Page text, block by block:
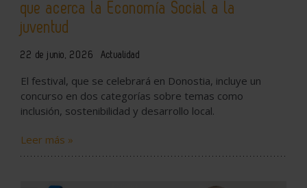
que acerca la Economía Social a la
juventud
22 de junio, 2026 Actualidad
El festival, que se celebrará en Donostia, incluye un
concurso en dos categorías sobre temas como
inclusión, sostenibilidad y desarrollo local.
Leer más »